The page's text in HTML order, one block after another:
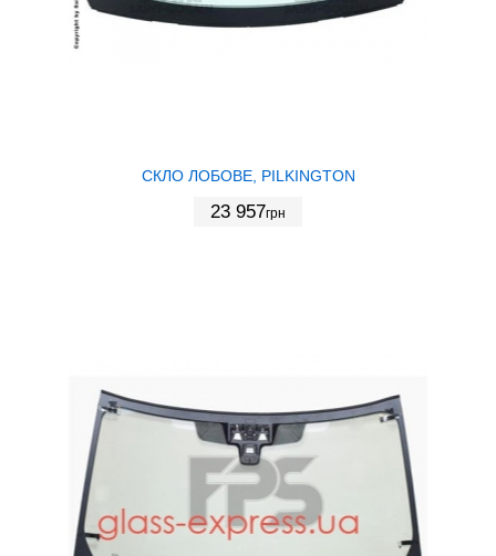
СКЛО ЛОБОВЕ, PILKINGTON
23 957грн